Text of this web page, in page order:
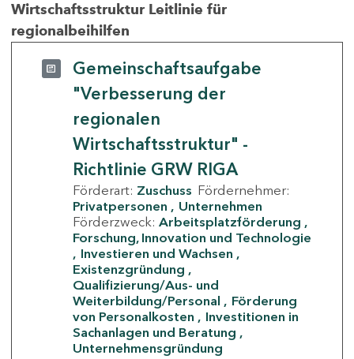
Wirtschaftsstruktur Leitlinie für
regionalbeihilfen
Gemeinschaftsaufgabe
"Verbesserung der
regionalen
Wirtschaftsstruktur" -
Richtlinie GRW RIGA
Förderart: Zuschuss Fördernehmer:
Privatpersonen
Unternehmen
Förderzweck: Arbeitsplatzförderung
Forschung, Innovation und Technologie
Investieren und Wachsen
Existenzgründung
Qualifizierung/Aus- und
Weiterbildung/Personal
Förderung
von Personalkosten
Investitionen in
Sachanlagen und Beratung
Unternehmensgründung